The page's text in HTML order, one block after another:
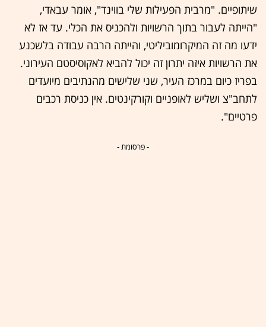
שיתופיים. "מרבית הפעילות שלי בווינד", אומר עבאדי,
"הייתה לעבור בתוך הרשויות ולהכניס את הכלי. עד אז לא
ידעו מה זה המיקרומוביליטי, והייתה הרבה עבודה בלשכנע
את הרשויות איזה יתרון זה יכול להביא לאקוסיסטם העירוני.
בפריז כיום במרכז העיר, שני שלישים מהנתיבים מיועדים
לתחב"צ ושליש לאופניים וקורקינטים. אין כניסת רכבים
פרטיים".
- פרסומת -